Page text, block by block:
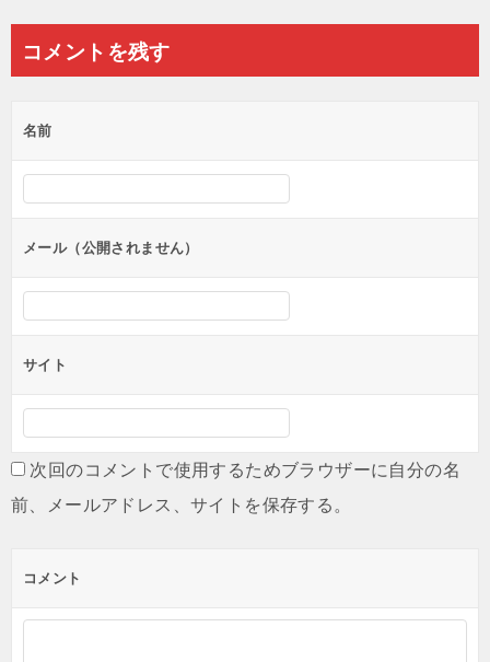
ビ
ー
シ
ョ
ン
コメントを残す
名前
メール（公開されません）
サイト
次回のコメントで使用するためブラウザーに自分の名
前、メールアドレス、サイトを保存する。
コメント